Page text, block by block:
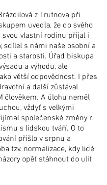
z Trutnova při
uvedla, že do svého
vlastní rodinu přijal i
sdílel s námi naše osobní a
a starosti. Úřad biskupa
a výhodu, ale
větší odpovědnost. I přes
a další zůstával
člověkem. A úlohu neměl
vždyť s velkými
společenské změny r.
s lidskou tváří. O to
přišlo v srpnu a
tzv. normalizace, kdy lidé
opět stáhnout do ulit